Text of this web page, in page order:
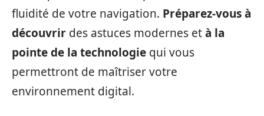
fluidité de votre navigation. Préparez-vous à
découvrir des astuces modernes età la
pointe de la technologie qui vous
permettront de maîtriser votre
environnement digital.